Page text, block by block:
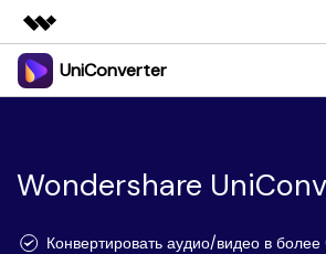
Рекомендуемые продукты
Решения
О нас
Новости
UniConverter
Windows
Функции
Руководство
Wondershare
Конвертировать аудио/видео в